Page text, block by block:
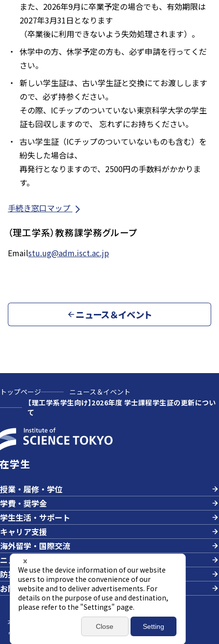
また、2026年9月に卒業予定の場合でも、有効期限は
2027年3月31日となります
（卒業後に利用できないよう失効処理されます）。
休学中の方、休学予定の方も、必ず申請を行ってくだ
さい。
新しい学生証は、古い学生証と交換にてお渡しします
ので、必ず持参ください。
その際、ICチップのついていない東京科学大学の学生
証も回収しますので、 忘れずにお持ちください。
古い学生証（ICチップのついていないものも含む）を
紛失した場合は、
再発行となりますので、2500円の手数料がかかりま
す。
手続き窓口マップ
（理工学系）教務課学務グループ
Emailstu.ug@adm.isct.ac.jp
ニュース＆イベント
トップページ
ニュース＆イベント
【理工学系学生向け】2026年度 学士課程学生証の更新につい
て
在学生
授業・履修・学位
学費・奨学金
学生生活・サポート
キャリア支援
海外留学・国際交流
ニュース＆イベント
防災・危機管理
お問い合わせ
本サイトについて
個人情報の取り扱い
ウェブアクセシビリティ方針